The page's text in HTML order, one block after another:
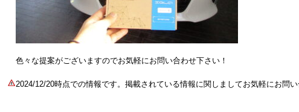
色々な提案がございますのでお気軽にお問い合わせ下さい！
2024/12/20時点での情報です。掲載されている情報に関しましてお気軽にお問い